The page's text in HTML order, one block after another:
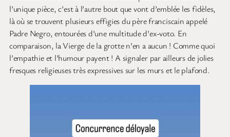
l’unique pièce, c’est à l’autre bout que vont d’emblée les fidèles,
là où se trouvent plusieurs effigies du père franciscain appelé
Padre Negro, entourées d’une multitude d’ex-voto. En
comparaison, la Vierge de la grotte n’en a aucun ! Comme quoi
l’empathie et l’humour payent ! A signaler par ailleurs de jolies
fresques religieuses très expressives sur les murs et le plafond.